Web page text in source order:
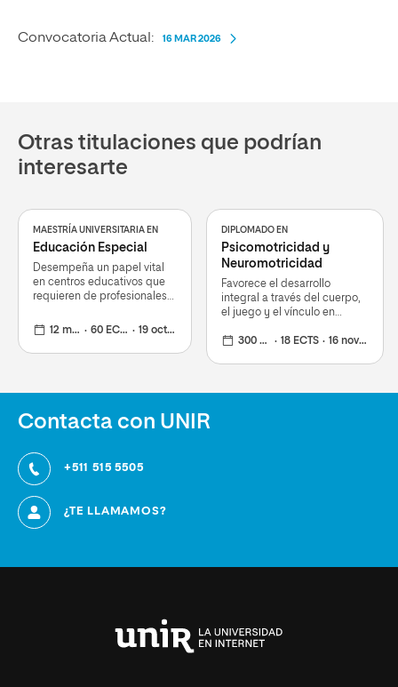
Convocatoria Actual: 16 MAR 2026
Otras titulaciones que podrían
interesarte
MAESTRÍA UNIVERSITARIA EN
Educación Especial
Desempeña un papel vital
en centros educativos que
requieren de profesionales
12 meses
60 ECTS 19 oct 2026
DIPLOMADO EN
Psicomotricidad y
Neuromotricidad
Favorece el desarrollo
integral a través del cuerpo,
el juego y el vínculo en
clínicos.
300 horas 18 ECTS 16 nov 2026
Contacta con UNIR
+511 515 5505
¿TE LLAMAMOS?